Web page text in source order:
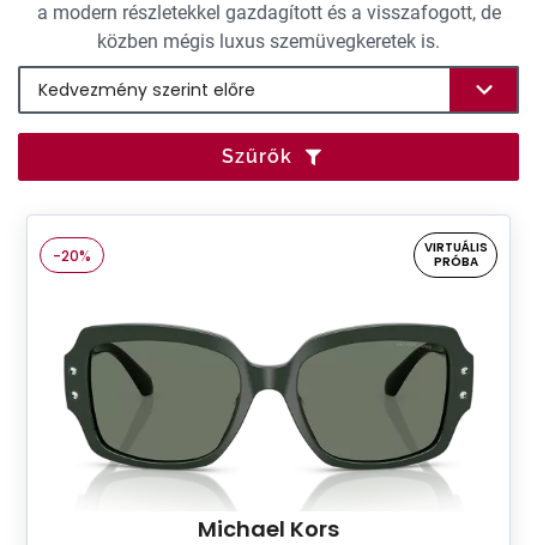
a modern részletekkel gazdagított és a visszafogott, de
közben mégis luxus szemüvegkeretek is.
Szűrők
-20%
VIRTUÁLIS
PRÓBA
Michael Kors